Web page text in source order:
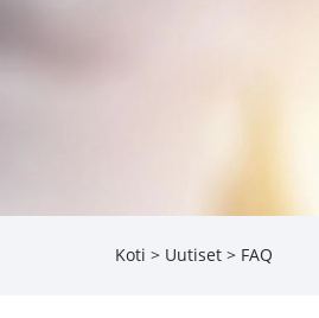
Koti > Uutiset > FAQ